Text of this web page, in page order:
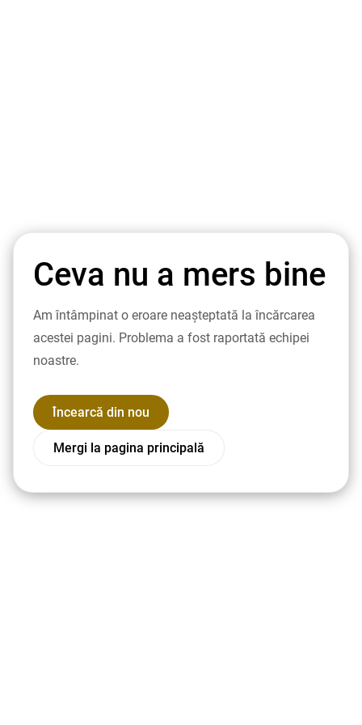
Ceva nu a mers bine
Am întâmpinat o eroare neașteptată la încărcarea
acestei pagini. Problema a fost raportată echipei
noastre.
Încearcă din nou
Mergi la pagina principală